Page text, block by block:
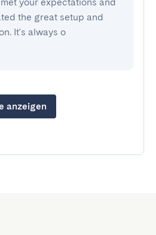
the great setup and
It's always o
anzeigen